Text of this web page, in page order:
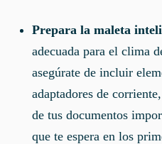
Prepara la maleta
adecuada para el clima
asegúrate de incluir
adaptadores de
de tus documentos
que te espera en los